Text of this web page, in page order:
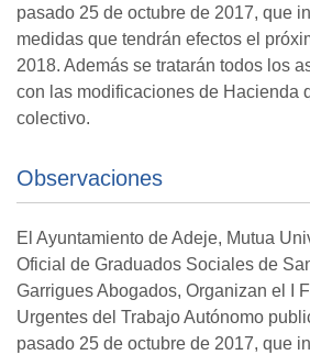
pasado 25 de octubre de 2017, que
medidas que tendrán efectos el
2018. Además se tratarán todos los
con las modificaciones de Hacienda
colectivo.
Observaciones
El Ayuntamiento de Adeje, Mutua
Oficial de Graduados Sociales de
Garrigues Abogados, Organizan el I
Urgentes del Trabajo Autónomo
pasado 25 de octubre de 2017, que